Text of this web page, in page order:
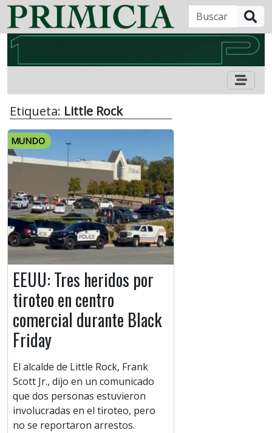
Etiqueta: Little Rock
MUNDO
EEUU: Tres heridos por
tiroteo en centro
comercial durante Black
Friday
El alcalde de Little Rock, Frank
Scott Jr., dijo en un comunicado
que dos personas estuvieron
involucradas en el tiroteo, pero
no se reportaron arrestos.